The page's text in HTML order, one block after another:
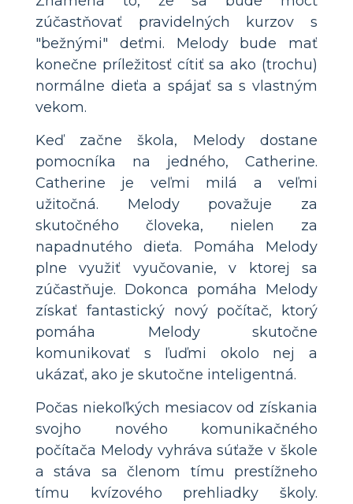
zúčastňovať pravidelných kurzov s
"bežnými" deťmi. Melody bude mať
konečne príležitosť cítiť sa ako (trochu)
normálne dieťa a spájať sa s vlastným
vekom.
Keď začne škola, Melody dostane
pomocníka na jedného, ​​Catherine.
Catherine je veľmi milá a veľmi
užitočná. Melody považuje za
skutočného človeka, nielen za
napadnutého dieťa. Pomáha Melody
plne využiť vyučovanie, v ktorej sa
zúčastňuje. Dokonca pomáha Melody
získať fantastický nový počítač, ktorý
pomáha Melody skutočne
komunikovať s ľuďmi okolo nej a
ukázať, ako je skutočne inteligentná.
Počas niekoľkých mesiacov od získania
svojho nového komunikačného
počítača Melody vyhráva súťaže v škole
a stáva sa členom tímu prestížneho
tímu kvízového prehliadky školy.